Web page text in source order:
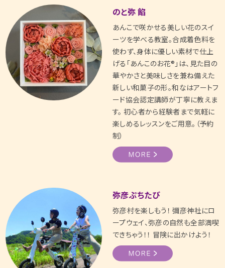
のと弥 餡
あんこで咲かせる美しい花のスイ
ーツを学べる教室。合成着色料を
使わず、身体に優しい素材で仕上
げる「あんこのお花®」は、見た目の
華やかさと美味しさを兼ね備えた
新しい和菓子の形。和なはアートフ
ード協会認定講師が丁寧に教えま
す。 初心者から経験者まで気軽に
楽しめるレッスンをご用意。（予約
制）
弥彦ぷちたび
弥彦村を楽しもう！ 彌彦神社にロ
ープウェイ、弥彦の自然も全部満喫
できちゃう！！ 冒険に出かけよう！